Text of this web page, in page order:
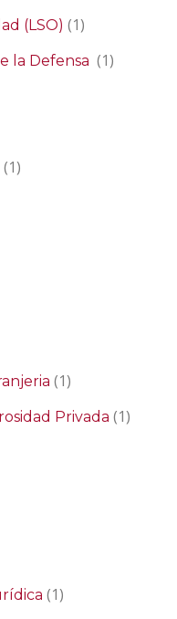
(LSO) (1)
la Defensa (1)
(1)
(1)
Privada (1)
(1)